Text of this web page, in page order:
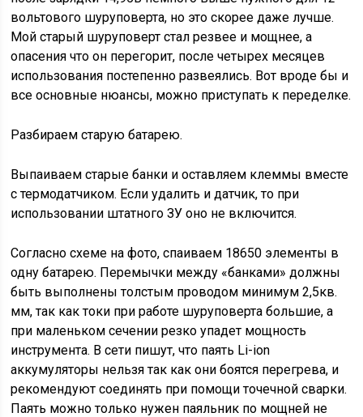
вольтового шуруповерта, но это скорее даже лучше.
Мой старый шуруповерт стал резвее и мощнее, а
опасения что он перегорит, после четырех месяцев
использования постепенно развеялись. Вот вроде бы и
все основные нюансы, можно приступать к переделке.
Разбираем старую батарею.
Выпаиваем старые банки и оставляем клеммы вместе
с термодатчиком. Если удалить и датчик, то при
использовании штатного ЗУ оно не включится.
Согласно схеме на фото, спаиваем 18650 элементы в
одну батарею. Перемычки между «банками» должны
быть выполнены толстым проводом минимум 2,5кв.
мм, так как токи при работе шуруповерта большие, а
при маленьком сечении резко упадет мощность
инструмента. В сети пишут, что паять Li-ion
аккумуляторы нельзя так как они боятся перегрева, и
рекомендуют соединять при помощи точечной сварки.
Паять можно только нужен паяльник по мощней не